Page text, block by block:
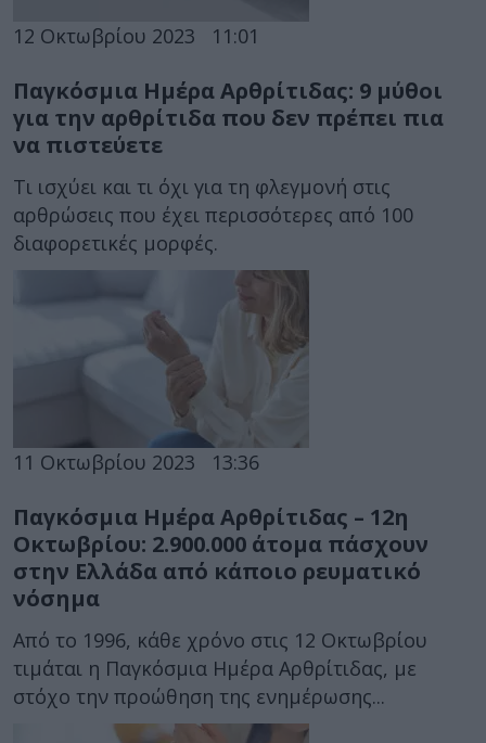
12 Οκτωβρίου 2023 11:01
Παγκόσμια Ημέρα Αρθρίτιδας: 9 μύθοι
για την αρθρίτιδα που δεν πρέπει πια
να πιστεύετε
Τι ισχύει και τι όχι για τη φλεγμονή στις
αρθρώσεις που έχει περισσότερες από 100
διαφορετικές μορφές.
11 Οκτωβρίου 2023 13:36
Παγκόσμια Ημέρα Αρθρίτιδας – 12η
Οκτωβρίου: 2.900.000 άτομα πάσχουν
στην Ελλάδα από κάποιο ρευματικό
νόσημα
Από το 1996, κάθε χρόνο στις 12 Οκτωβρίου
τιμάται η Παγκόσμια Ημέρα Αρθρίτιδας, με
στόχο την προώθηση της ενημέρωσης...